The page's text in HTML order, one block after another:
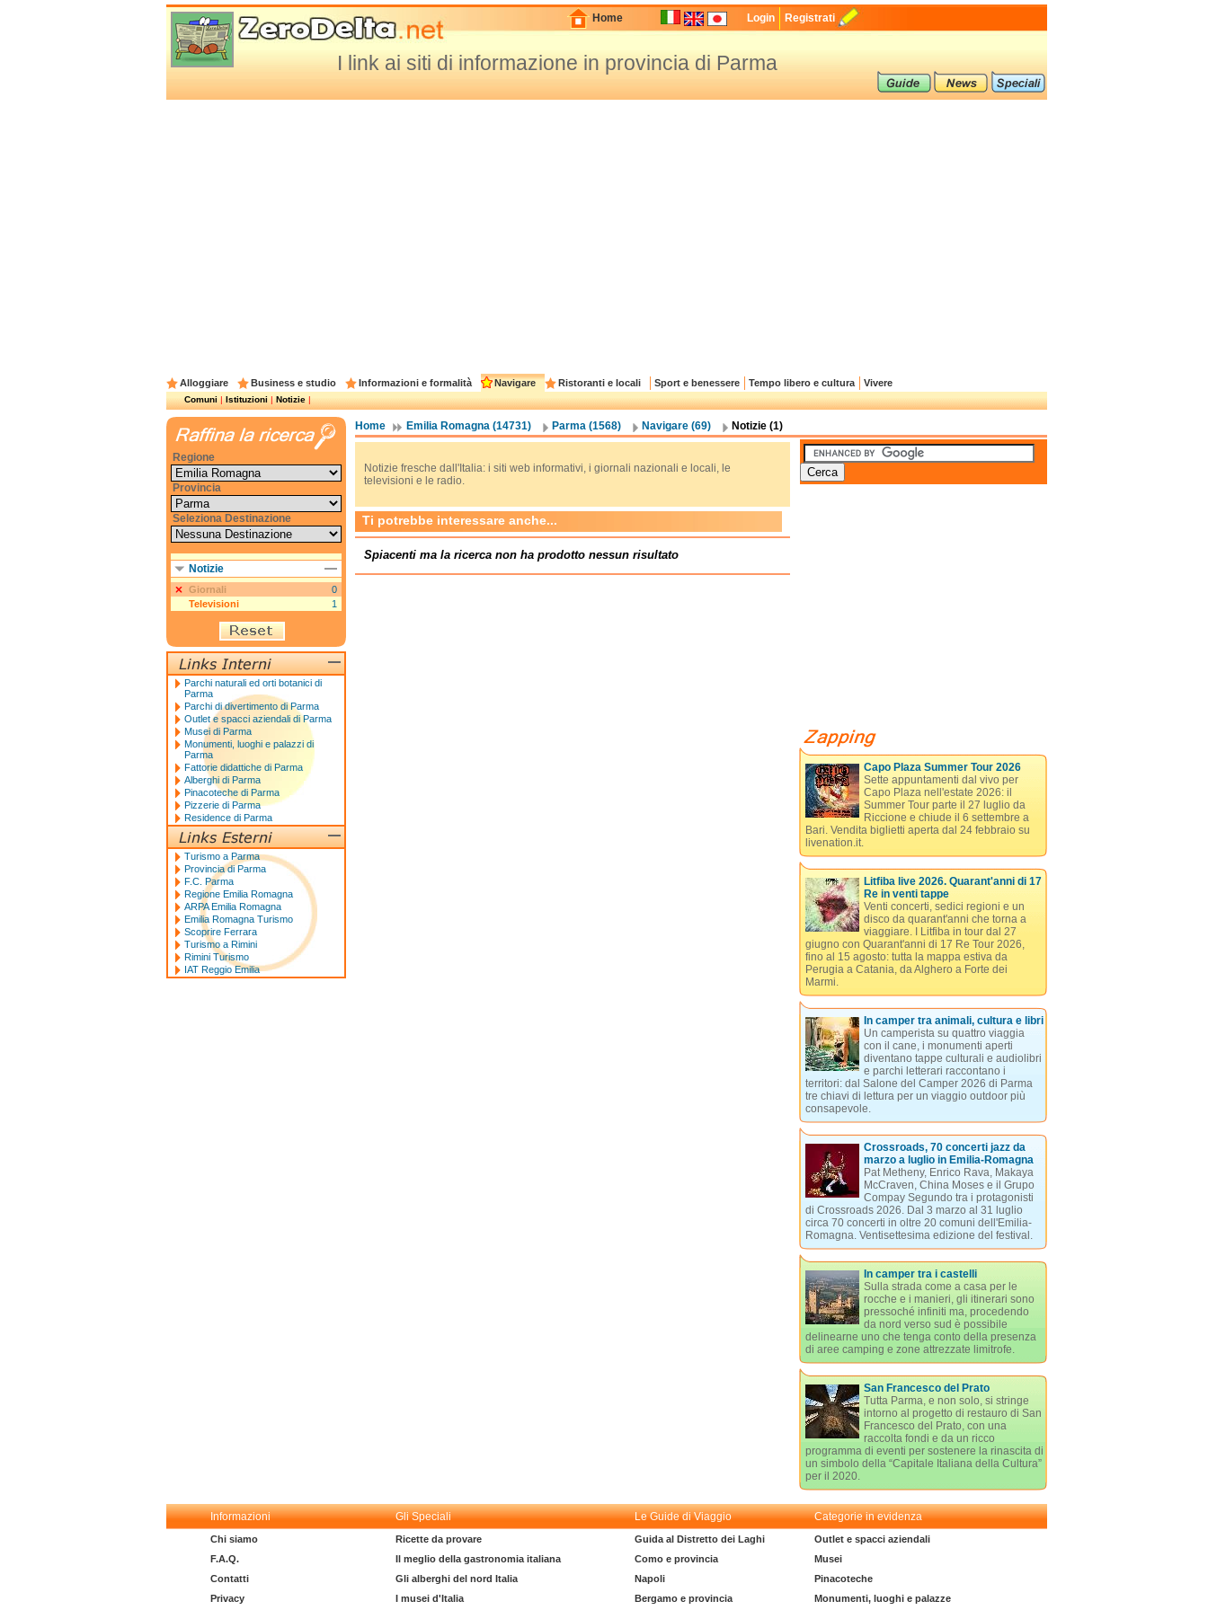
Home Login Registrati
I link ai siti di informazione in provincia di Parma
Alloggiare Business e studio Informazioni e formalità Navigare Ristoranti e locali Sport e benessere Tempo libero e cultura Vivere
Comuni|Istituzioni|Notizie|
Home Emilia Romagna (14731) Parma (1568) Navigare (69) Notizie (1)
Notizie fresche dall'Italia: i siti web informativi, i giornali nazionali e locali, le
televisioni e le radio.
Ti potrebbe interessare anche...
Spiacenti ma la ricerca non ha prodotto nessun risultato
Capo Plaza Summer Tour 2026
Sette appuntamenti dal vivo per
Capo Plaza nell'estate 2026: il
Summer Tour parte il 27 luglio da
Riccione e chiude il 6 settembre a
Bari. Vendita biglietti aperta dal 24 febbraio su
livenation.it.
Litfiba live 2026. Quarant'anni di 17
Re in venti tappe
Venti concerti, sedici regioni e un
disco da quarant'anni che torna a
viaggiare. I Litfiba in tour dal 27
giugno con Quarant'anni di 17 Re Tour 2026,
fino al 15 agosto: tutta la mappa estiva da
Perugia a Catania, da Alghero a Forte dei
Marmi.
In camper tra animali, cultura e libri
Un camperista su quattro viaggia
con il cane, i monumenti aperti
diventano tappe culturali e audiolibri
e parchi letterari raccontano i
territori: dal Salone del Camper 2026 di Parma
tre chiavi di lettura per un viaggio outdoor più
consapevole.
Crossroads, 70 concerti jazz da
marzo a luglio in Emilia-Romagna
Pat Metheny, Enrico Rava, Makaya
McCraven, China Moses e il Grupo
Compay Segundo tra i protagonisti
di Crossroads 2026. Dal 3 marzo al 31 luglio
circa 70 concerti in oltre 20 comuni dell'Emilia-
Romagna. Ventisettesima edizione del festival.
In camper tra i castelli
Sulla strada come a casa per le
rocche e i manieri, gli itinerari sono
pressoché infiniti ma, procedendo
da nord verso sud è possibile
delinearne uno che tenga conto della presenza
di aree camping e zone attrezzate limitrofe.
San Francesco del Prato
Tutta Parma, e non solo, si stringe
intorno al progetto di restauro di San
Francesco del Prato, con una
raccolta fondi e da un ricco
programma di eventi per sostenere la rinascita di
un simbolo della “Capitale Italiana della Cultura”
per il 2020.
Regione
Provincia
Seleziona Destinazione
Notizie
Giornali
0
Televisioni
1
Parchi naturali ed orti botanici di
Parma
Parchi di divertimento di Parma
Outlet e spacci aziendali di Parma
Musei di Parma
Monumenti, luoghi e palazzi di
Parma
Fattorie didattiche di Parma
Alberghi di Parma
Pinacoteche di Parma
Pizzerie di Parma
Residence di Parma
Turismo a Parma
Provincia di Parma
F.C. Parma
Regione Emilia Romagna
ARPA Emilia Romagna
Emilia Romagna Turismo
Scoprire Ferrara
Turismo a Rimini
Rimini Turismo
IAT Reggio Emilia
Informazioni Gli Speciali Le Guide di Viaggio Categorie in evidenza
Chi siamo
F.A.Q.
Contatti
Privacy
Ricette da provare
Il meglio della gastronomia italiana
Gli alberghi del nord Italia
I musei d'Italia
Guida al Distretto dei Laghi
Como e provincia
Napoli
Bergamo e provincia
Outlet e spacci aziendali
Musei
Pinacoteche
Monumenti, luoghi e palazze